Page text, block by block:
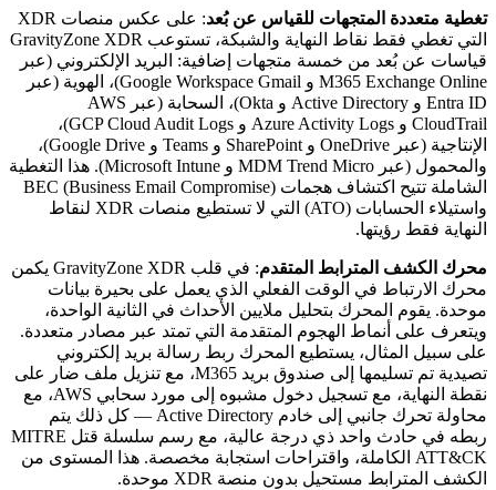
تغطية متعددة المتجهات للقياس عن بُعد
: على عكس منصات XDR
التي تغطي فقط نقاط النهاية والشبكة، تستوعب GravityZone XDR
قياسات عن بُعد من خمسة متجهات إضافية: البريد الإلكتروني (عبر
M365 Exchange Online و Google Workspace Gmail)، الهوية (عبر
Entra ID و Active Directory و Okta)، السحابة (عبر AWS
CloudTrail و Azure Activity Logs و GCP Cloud Audit Logs)،
الإنتاجية (عبر OneDrive و SharePoint و Teams و Google Drive)،
والمحمول (عبر MDM Trend Micro و Microsoft Intune). هذا التغطية
الشاملة تتيح اكتشاف هجمات BEC (Business Email Compromise)
واستيلاء الحسابات (ATO) التي لا تستطيع منصات XDR لنقاط
النهاية فقط رؤيتها.
محرك الكشف المترابط المتقدم
: في قلب GravityZone XDR يكمن
محرك الارتباط في الوقت الفعلي الذي يعمل على بحيرة بيانات
موحدة. يقوم المحرك بتحليل ملايين الأحداث في الثانية الواحدة،
ويتعرف على أنماط الهجوم المتقدمة التي تمتد عبر مصادر متعددة.
على سبيل المثال، يستطيع المحرك ربط رسالة بريد إلكتروني
تصيدية تم تسليمها إلى صندوق بريد M365، مع تنزيل ملف ضار على
نقطة النهاية، مع تسجيل دخول مشبوه إلى مورد سحابي AWS، مع
محاولة تحرك جانبي إلى خادم Active Directory — كل ذلك يتم
ربطه في حادث واحد ذي درجة عالية، مع رسم سلسلة قتل MITRE
ATT&CK الكاملة، واقتراحات استجابة مخصصة. هذا المستوى من
الكشف المترابط مستحيل بدون منصة XDR موحدة.